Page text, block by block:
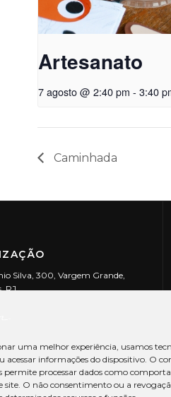
uma melhor experiência, usamos
acessar informações do dispositivo. O
permite processar dados como
site. O não consentimento ou a
Artesanato
7 agosto @ 2:40 pm - 3:40
Caminhada
Silva, 300, Vargem Grande,
RJ
150